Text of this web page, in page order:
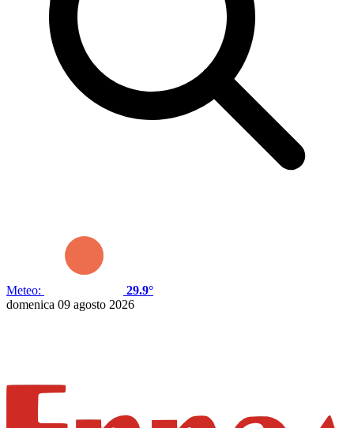
Meteo:
29.9°
domenica 09 agosto 2026